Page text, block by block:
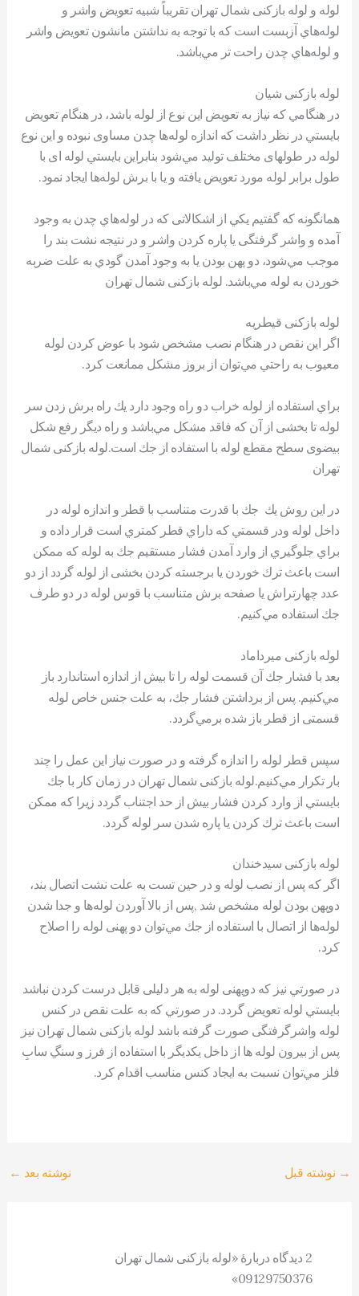
لوله و لوله بازکنی شمال تهران تقريباً شبیه تعويض واشر و
لوله‌هاي آزبست است كه با توجه به نداشتن مانشون تعويض واشر
و لوله‌هاي چدن راحت تر مي‌باشد.
لوله بازکنی شیان
در هنگامي كه نياز به تعويض اين نوع از لوله باشد، در هنگام تعويض
بايستي در نظر داشت كه اندازه لوله‌ها چدن مساوی نبوده و اين نوع
لوله در طولهای مختلف توليد مي‌شود بنابراين بايستي لوله‌ ای با
طول برابر لوله‌ مورد تعويض یافته و يا با برش لوله‌ها ايجاد نمود.
همانگونه كه گفتیم يكي از اشکالاتی كه در لوله‌هاي چدن به وجود
آمده و واشر گرفتگی يا پاره كردن واشر و در نتيجه نشت بند را
موجب مي‌شود، دو پهن بودن يا به وجود آمدن گودي به علت ضربه
خوردن به لوله مي‌باشد. لوله بازکنی شمال تهران
لوله بازکنی قیطریه
اگر اين نقص در هنگام نصب مشخص شود با عوض كردن لوله
معيوب به راحتي مي‌توان از بروز مشكل ممانعت كرد.
براي استفاده از لوله خراب دو راه وجود دارد يك راه برش زدن سر
لوله تا بخشی از آن كه فاقد مشكل مي‌باشد و راه ديگر رفع شکل
بیضوی سطح مقطع لوله با استفاده از جك است.لوله بازکنی شمال
تهران
در اين روش يك جك با قدرت متناسب با قطر و اندازه لوله در
داخل لوله ودر قسمتي كه داراي قطر كمتري است قرار داده و
براي جلوگيري از وارد آمدن فشار مستقيم جك به لوله كه ممكن
است باعث ترك خوردن يا برجسته كردن بخشی از لوله گردد از دو
عدد چهارتراش يا صفحه برش متناسب با قوس لوله در دو طرف
جك استفاده مي‌كنيم.
لوله بازکنی میرداماد
بعد با فشار جك آن قسمت لوله را تا بيش از اندازه استاندارد باز
مي‌كنيم. پس از برداشتن فشار جك، به علت جنس خاص لوله
قسمتی از قطر باز شده برمي‌گردد.
سپس قطر لوله را اندازه گرفته و در صورت نياز اين عمل را چند
بار تكرار مي‌كنيم.لوله بازکنی شمال تهران در زمان كار با جك
بايستي از وارد كردن فشار بيش از حد اجتناب گردد زیرا كه ممكن
است باعث ترك كردن يا پاره شدن سر لوله گردد.
لوله بازکنی سیدخندان
اگر كه پس از نصب لوله و در حين تست به علت نشت اتصال بند،
دوپهن بودن لوله مشخص شد ,پس از بالا آوردن لوله‌ها و جدا شدن
لوله‌ها از اتصال با استفاده از جك مي‌توان دو پهنی لوله را اصلاح
كرد.
در صورتي نيز كه دوپهنی لوله به هر دلیلی قابل درست کردن نباشد
بايستي لوله تعويض گردد. در صورتي كه به علت نقص در كنس
لوله واشرگرفتگی صورت گرفته باشد لوله بازکنی شمال تهران نيز
پس از بیرون لوله ها از داخل يكديگر با استفاده از فرز و سنگِ سابِ
فلز مي‌توان نسبت به ايجاد كنس مناسب اقدام كرد.
→ نوشته قبل نوشته بعد ←
2 دیدگاه دربارهٔ «لوله بازکنی شمال تهران
09129750376»